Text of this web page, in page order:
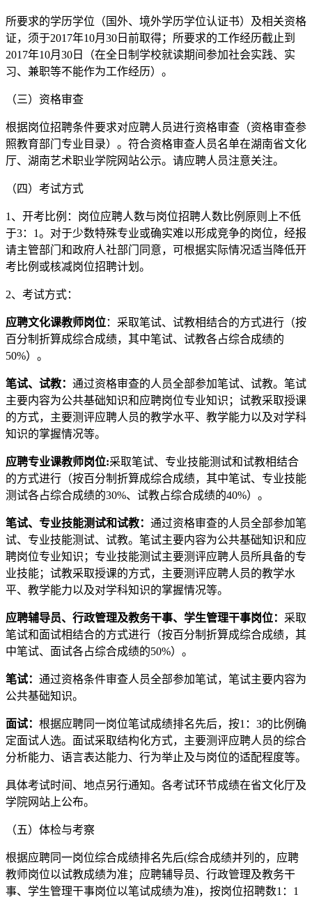
所要求的学历学位（国外、境外学历学位认证书）及相关资格
证，须于2017年10月30日前取得；所要求的工作经历截止到
2017年10月30日（在全日制学校就读期间参加社会实践、实
习、兼职等不能作为工作经历）。
（三）资格审查
根据岗位招聘条件要求对应聘人员进行资格审查（资格审查参
照教育部门专业目录）。符合资格审查人员名单在湖南省文化
厅、湖南艺术职业学院网站公示。请应聘人员注意关注。
（四）考试方式
1、开考比例：岗位应聘人数与岗位招聘人数比例原则上不低
于3：1。对于少数特殊专业或确实难以形成竞争的岗位，经报
请主管部门和政府人社部门同意，可根据实际情况适当降低开
考比例或核减岗位招聘计划。
2、考试方式：
应聘文化课教师岗位：采取笔试、试教相结合的方式进行（按
百分制折算成综合成绩，其中笔试、试教各占综合成绩的
50%）。
笔试、试教： 通过资格审查的人员全部参加笔试、试教。笔试
主要内容为公共基础知识和应聘岗位专业知识；试教采取授课
的方式，主要测评应聘人员的教学水平、教学能力以及对学科
知识的掌握情况等。
应聘专业课教师岗位:采取笔试、专业技能测试和试教相结合
的方式进行（按百分制折算成综合成绩，其中笔试、专业技能
测试各占综合成绩的30%、试教占综合成绩的40%）。
笔试、专业技能测试和试教： 通过资格审查的人员全部参加笔
试、专业技能测试、试教。笔试主要内容为公共基础知识和应
聘岗位专业知识；专业技能测试主要测评应聘人员所具备的专
业技能；试教采取授课的方式，主要测评应聘人员的教学水
平、教学能力以及对学科知识的掌握情况等。
应聘辅导员、 行政管理及教务干事、 学生管理干事岗位： 采取
笔试和面试相结合的方式进行（按百分制折算成综合成绩，其
中笔试、面试各占综合成绩的50%）。
笔试： 通过资格条件审查人员全部参加笔试，笔试主要内容为
公共基础知识。
面试： 根据应聘同一岗位笔试成绩排名先后，按1：3的比例确
定面试人选。面试采取结构化方式，主要测评应聘人员的综合
分析能力、语言表达能力、行为举止及与岗位的适配程度等。
具体考试时间、地点另行通知。各考试环节成绩在省文化厅及
学院网站上公布。
（五）体检与考察
根据应聘同一岗位综合成绩排名先后(综合成绩并列的，应聘
教师岗位以试教成绩为准；应聘辅导员、行政管理及教务干
事、学生管理干事岗位以笔试成绩为准)，按岗位招聘数1：1